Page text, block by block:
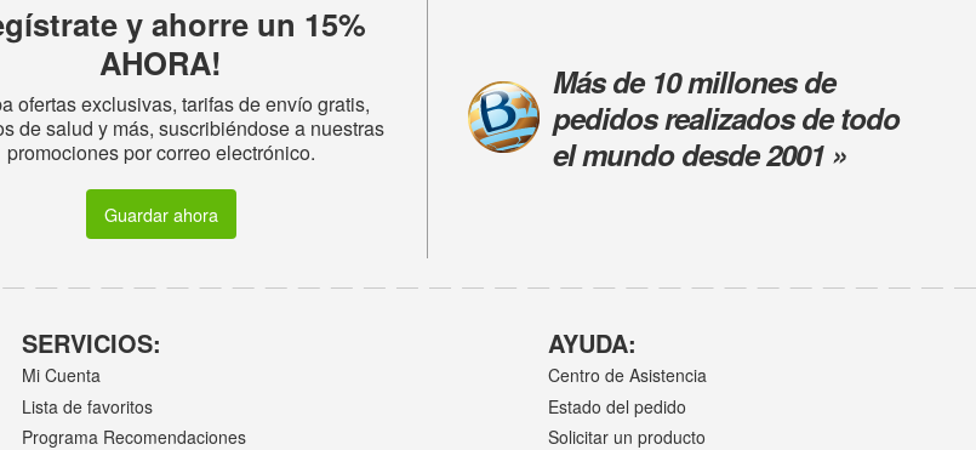
y ahorre un 15%
AHORA!
ofertas exclusivas, tarifas de envío gratis,
de salud y más, suscribiéndose a nuestras
promociones por correo electrónico.
Guardar ahora
Más de 10 millones de
pedidos realizados de todo
el mundo desde 2001 »
SERVICIOS:
Mi Cuenta
Lista de favoritos
Programa Recomendaciones
AYUDA:
Centro de Asistencia
Estado del pedido
Solicitar un producto